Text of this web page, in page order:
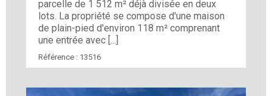
parcelle de 1 512 m² déjà divisée en deux
lots. La propriété se compose d'une maison
de plain-pied d'environ 118 m² comprenant
une entrée avec [...]
Référence : 13516